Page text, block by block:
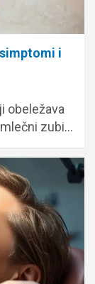
i
obeležava
zubi…